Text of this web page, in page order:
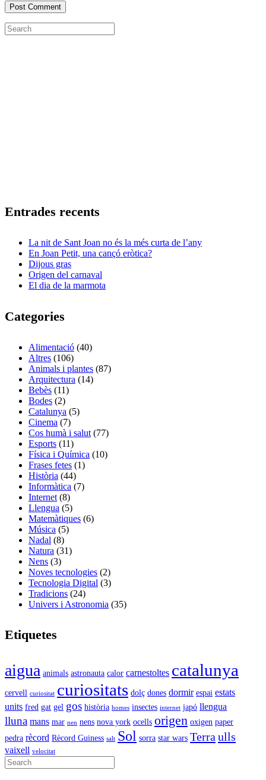
Entrades recents
La nit de Sant Joan no és la més curta de l’any
En Joan Petit, una cançó eròtica?
Dijous gras
Origen del carnaval
El dia de la marmota
Categories
Alimentació (40)
Altres (106)
Animals i plantes (87)
Arquitectura (14)
Bebès (11)
Bodes (2)
Catalunya (5)
Cinema (7)
Cos humà i salut (77)
Esports (11)
Física i Química (10)
Frases fetes (1)
Història (44)
Informàtica (7)
Internet (8)
Llengua (5)
Matemàtiques (6)
Música (5)
Nadal (8)
Natura (31)
Nens (3)
Noves tecnologies (2)
Tecnologia Digital (3)
Tradicions (24)
Univers i Astronomia (35)
Etiquetes
aigua animals astronauta calor carnestoltes catalunya
cervell curiositat curiositats dolç dones dormir espai estats
units fred gat gel gos història homes insectes internet japó llengua
lluna mans mar nen nens nova york ocells origen oxigen paper
pedra rècord Rècord Guiness salt Sol sorra star wars Terra ulls
vaixell velocitat